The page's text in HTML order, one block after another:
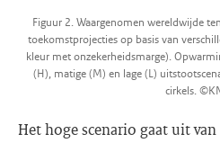
Figuur 2. Waargenomen wereldwijde
toekomstprojecties op basis van
kleur met onzekerheidsmarge).
(H), matige (M) en lage (L)
cirkels.
Het hoge scenario gaat uit